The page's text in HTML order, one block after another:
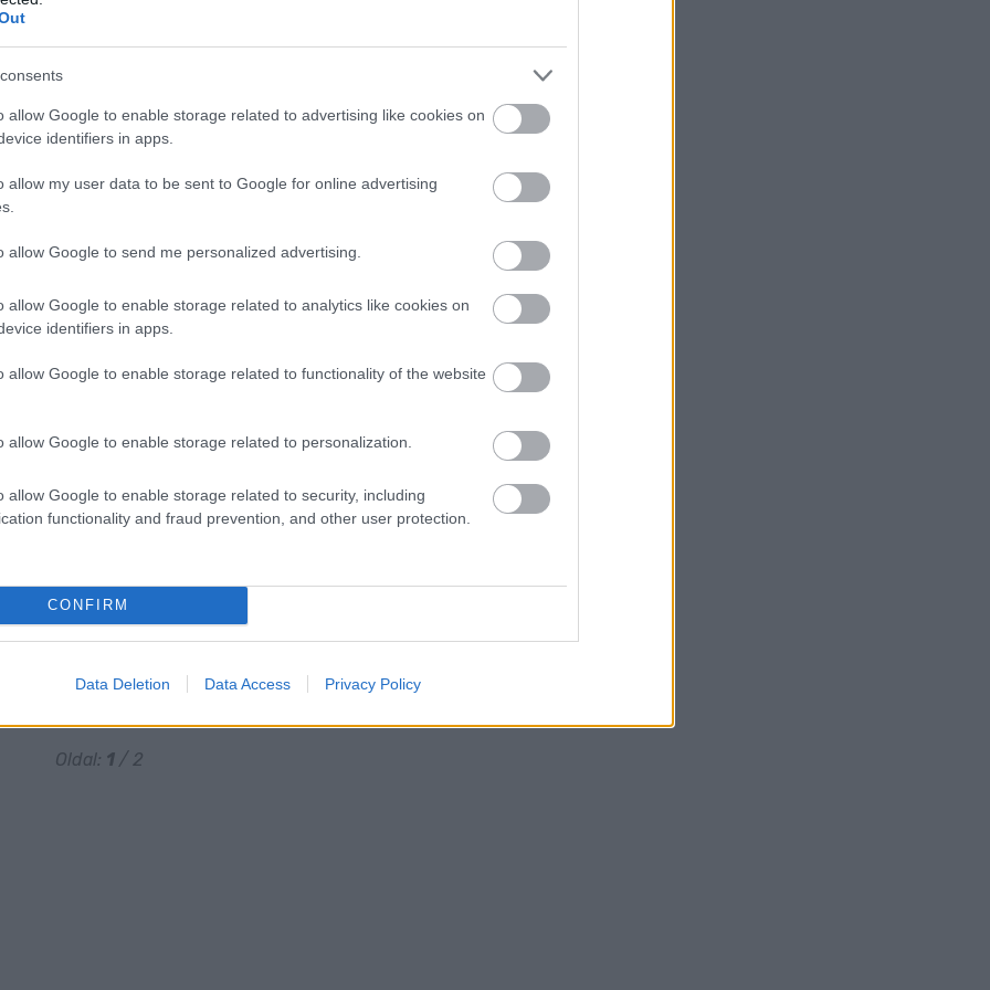
allow Google to enable storage related to advertising like cookies on
identifiers in apps.
allow my user data to be sent to Google for online advertising
allow Google to send me personalized advertising.
allow Google to enable storage related to analytics like cookies on
identifiers in apps.
allow Google to enable storage related to functionality of the website
allow Google to enable storage related to personalization.
allow Google to enable storage related to security, including
functionality and fraud prevention, and other user protection.
CONFIRM
Data Deletion Data Access Privacy Policy
titka? LAPOZZ!
oldalon folytatódik:
2 Következő oldal
Oldal: 1/ 2